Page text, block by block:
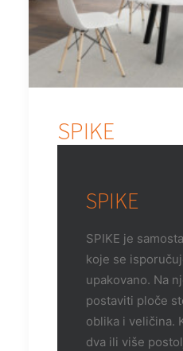
SPIKE
SPIKE
SPIKE je
koje se
upakovano. Na
postaviti ploče
oblika i veličina.
dva ili više